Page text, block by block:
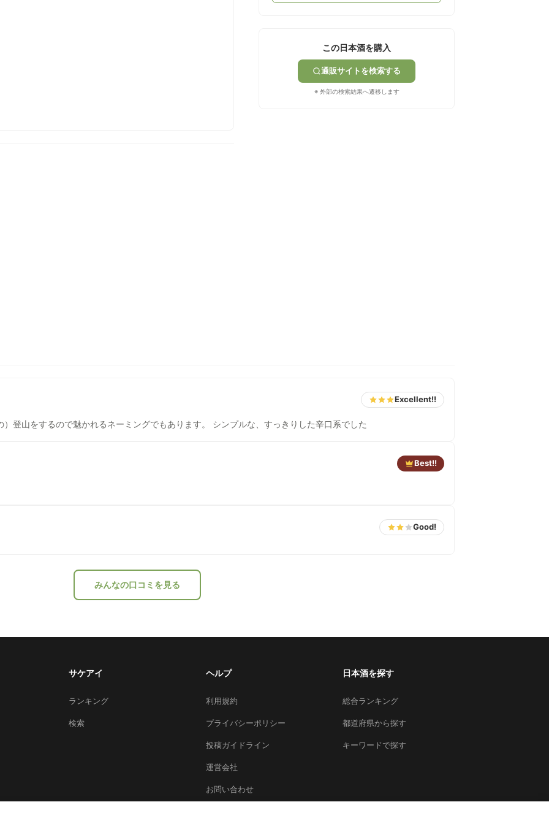
この日本酒を購入
通販サイトを検索する
※ 外部の検索結果へ遷移します
Excellent!!
登山をするので魅かれるネーミングでもあります。 シンプルな、すっきりした辛口系でした
Best!!
Good!
みんなの口コミを見る
サケアイ
ランキング
検索
ヘルプ
利用規約
プライバシーポリシー
投稿ガイドライン
運営会社
お問い合わせ
日本酒を探す
総合ランキング
都道府県から探す
キーワードで探す